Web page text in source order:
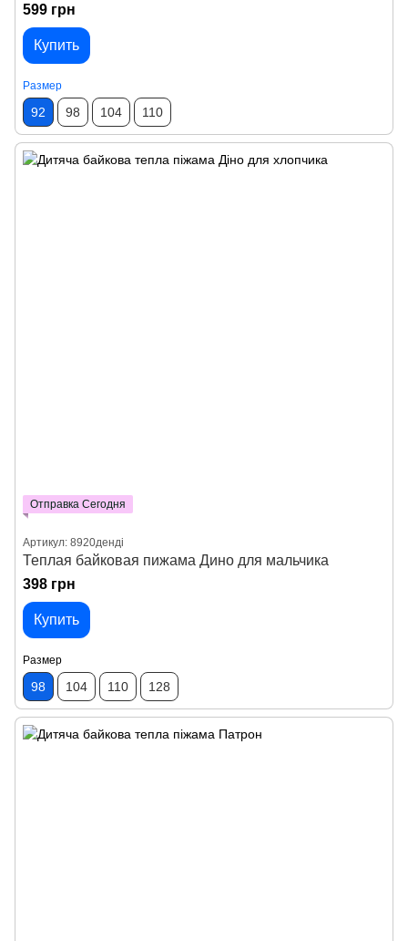
599 грн
Купить
Размер
92 98 104 110
Отправка Сегодня
Артикул: 8920денді
Теплая байковая пижама Дино для мальчика
398 грн
Купить
Размер
98 104 110 128